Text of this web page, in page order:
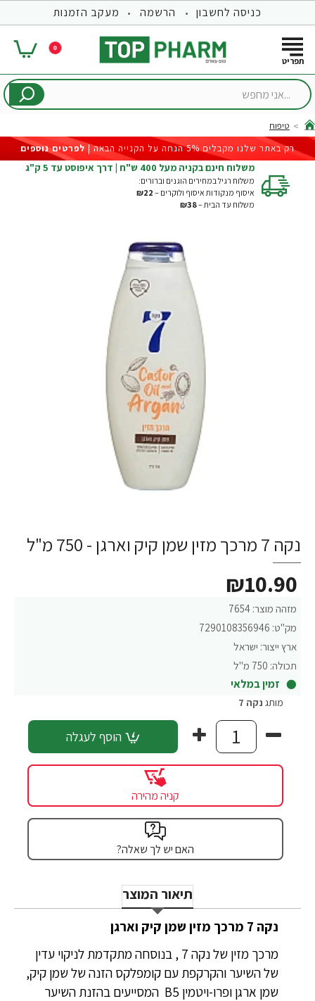
כניסה לחשבון הרשמה מעקב הזמנות
0
...אני
home
טיפוח
רק באתר שלנו מקבלים 5% הנחה על הקנייה הבאה |
לפרטים נוספים
משלוח חינם בקניה מעל 400 ש"ח | דרך איפוסט עד 5 ק"ג
משלוח רגיל במחירים הוגנים וברורים:
איסוף מנקודות איסוף ולוקרים – ₪22
משלוח עד הבית –₪38
נקה 7 מרכך מזין שמן קיק וארגן - 750 מ"ל
מזהה מוצר: 7654
מק"ט: 7290108356946
ארץ ייצור: ישראל
תכולה: 750 מ"ל
זמין במלאי
₪10.90
מותג נקה 7
הוסף לעגלה
קניה מהירה
האם יש לך שאלה?
תיאור המוצר
נקה 7 מרכך מזין שמן קיק וארגן
מרכך מזין של נקה 7 , בנוסחה מתקדמת לניקוי עדין
של השיער והקרקפת עם קומפלקס הזנה של שמן קיק,
שמן ארגן ופרו-ויטמין B5 המסייעים בהזנת השיער